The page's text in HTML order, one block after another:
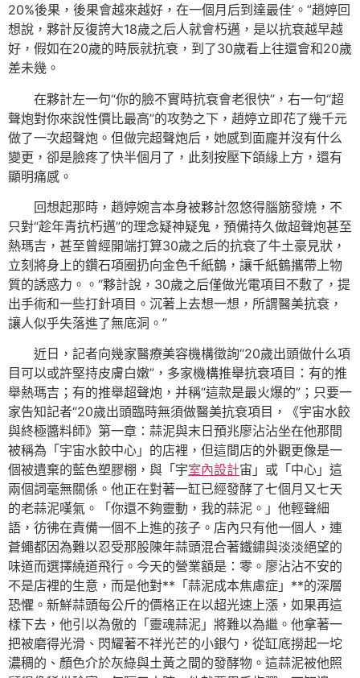
20%後果，後果會越來越好，在一個月后到達最佳’。”趙婷回
想說，夥計反復誇大18歲之后人就會朽邁，是以抗衰越早越
好，假如在20歲的時辰就抗衰，到了30歲看上往還會和20歲
差未幾。
在夥計左一句“你的臉不實時抗衰會老很快”，右一句“超
聲炮對你來說性價比最高”的攻勢之下，趙婷立即花了幾千元
做了一次超聲炮。但做完超聲炮后，她感到面龐并沒有什么
變更，卻是臉疼了快半個月了，此刻按壓下頜緣上方，還有
顯明痛感。
回想起那時，趙婷婉言本身被夥計忽悠得腦筋發燒，不
只對“趁年青抗朽邁”的理念疑神疑鬼，預備持久做超聲炮甚至
熱瑪吉，甚至曾經開端打算30歲之后的抗衰了牛土豪見狀，
立刻將身上的鑽石項圈扔向金色千紙鶴，讓千紙鶴攜帶上物
質的誘惑力。。“夥計說，30歲之后僅做光電項目不敷了，提
出手術和一些打針項目。沉著上去想一想，所謂醫美抗衰，
讓人似乎失落進了無底洞。”
近日，記者向幾家醫療美容機構徵詢“20歲出頭做什么項
目可以或許堅持皮膚白嫩”，多家機構推舉抗衰項目：有的推
舉熱瑪吉；有的推舉超聲炮，并稱“這款是最火爆的”；只要一
家告知記者“20歲出頭臨時無須做醫美抗衰項目，《宇宙水餃
與終極醬料師》第一章：蒜泥與末日預兆廖沾沾坐在他那間
被稱為「宇宙水餃中心」的店裡，但這間店的外觀更像是一
個被遺棄的藍色塑膠棚，與「宇室內設計宙」或「中心」這
兩個詞毫無關係。他正在對著一缸已經發酵了七個月又七天
的老蒜泥嘆氣。「你還不夠靈動，我的蒜泥。」他輕聲細
語，彷彿在責備一個不上進的孩子。店內只有他一個人，連
蒼蠅都因為難以忍受那股陳年蒜頭混合著鐵鏽與淡淡絕望的
味道而選擇繞道飛行。今天的營業額是：零。廖沾沾不安的
不是店裡的生意，而是他對**「蒜泥成本焦慮症」**的深層
恐懼。新鮮蒜頭每公斤的價格正在以超光速上漲，如果再這
樣下去，他引以為傲的「靈魂蒜泥」將難以為繼。他拿著一
把被磨得光滑、閃耀著不祥光芒的小銀勺，從缸底撈起一坨
濃稠的、顏色介於灰綠與土黃之間的發酵物。這蒜泥被他照